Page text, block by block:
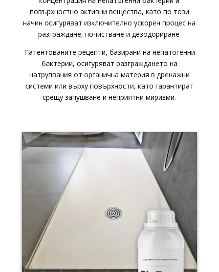
повърхностно активни вещества, като по този
начин осигуряват изключително ускорен процес на
разграждане, почистване и дезодориране.
Патентованите рецепти, базирани на непатогенни
бактерии, осигуряват разграждането на
натрупвания от органична материя в дренажни
системи или върху повърхности, като гарантират
срещу запушване и неприятни миризми.